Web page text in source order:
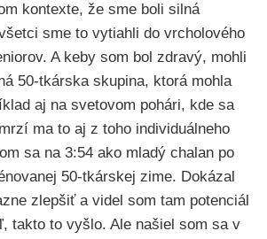
kontexte, že sme boli silná
sme to vytiahli do vrcholového
A keby som bol zdravý, mohli
50-tkárska skupina, ktorá mohla
aj na svetovom pohári, kde sa
ma to aj z toho individuálneho
sa na 3:54 ako mladý chalan po
50-tkárskej zime. Dokázal
zlepšiť a videl som tam potenciál
takto to vyšlo. Ale našiel som sa v